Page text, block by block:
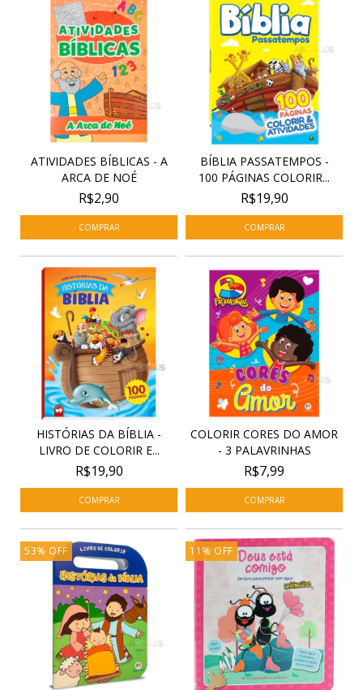
ATIVIDADES BÍBLICAS - A
ARCA DE NOÉ
R$2,90
BÍBLIA PASSATEMPOS -
100 PÁGINAS COLORIR...
R$19,90
HISTÓRIAS DA BÍBLIA -
LIVRO DE COLORIR E...
R$19,90
COLORIR CORES DO AMOR
- 3 PALAVRINHAS
R$7,99
53% OFF 11 % OFF